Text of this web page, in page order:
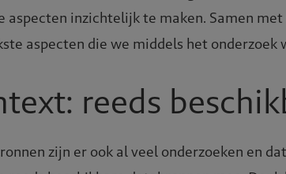
inzichtelijk te maken. Samen
aspecten die we middels het onderzoek
reeds
zijn er ook al veel onderzoeken en